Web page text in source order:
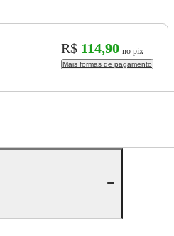
R$ 114,90 no pix
Mais formas de pagamento